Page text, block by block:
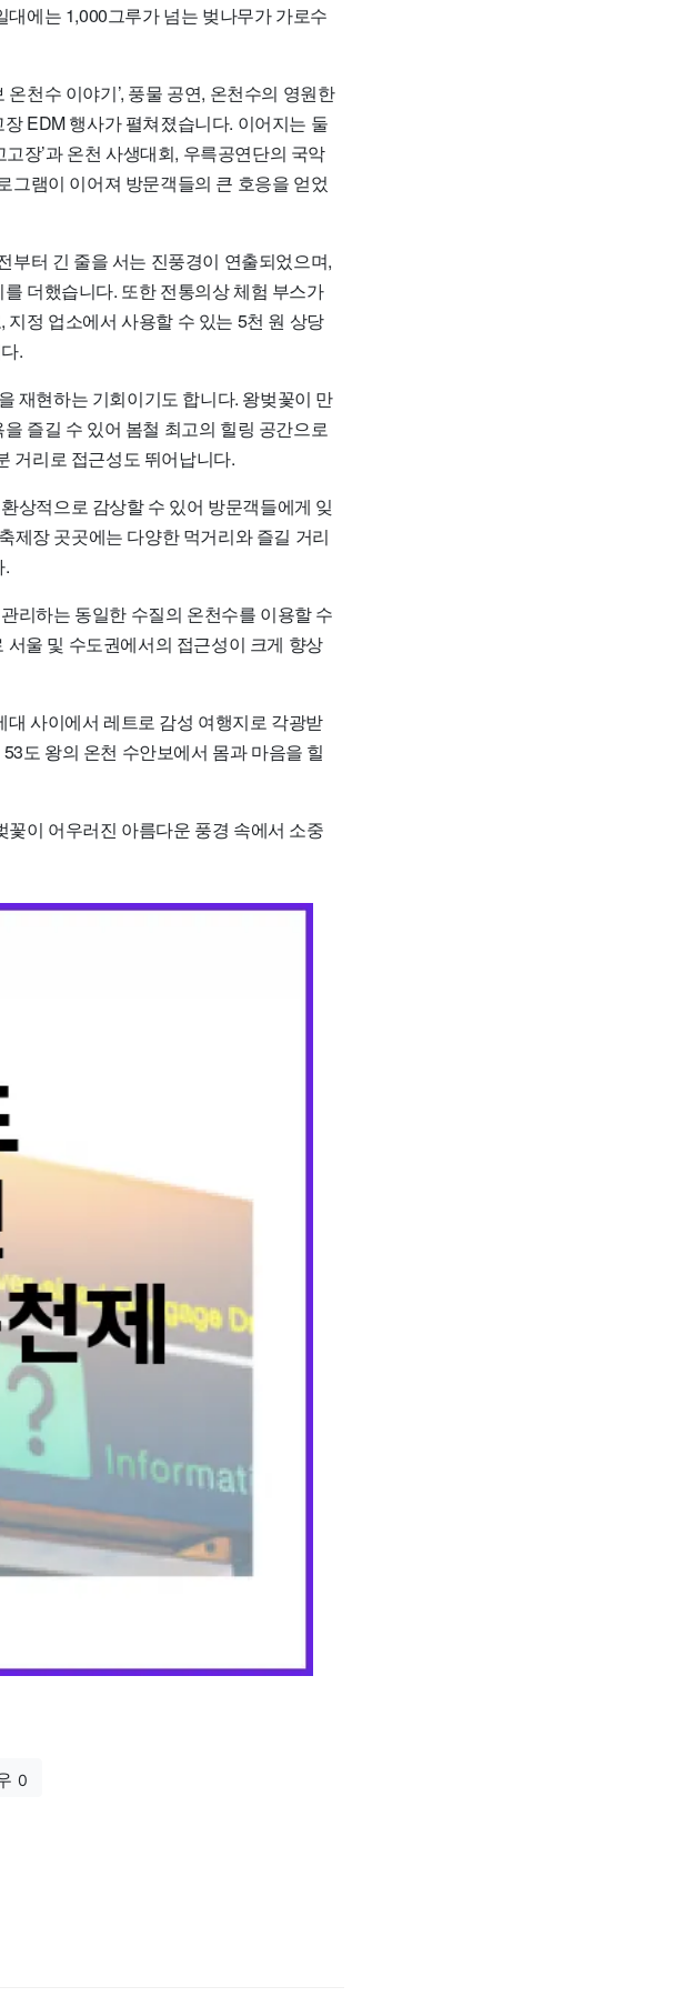
에는 1,000그루가 넘는 벚나무가 가로수
천수 이야기’, 풍물 공연, 온천수의 영원한
EDM 행사가 펼쳐졌습니다. 이어지는 둘
장’과 온천 사생대회, 우륵공연단의 국악
그램이 이어져 방문객들의 큰 호응을 얻었
부터 긴 줄을 서는 진풍경이 연출되었으며,
더했습니다. 또한 전통의상 체험 부스가
정 업소에서 사용할 수 있는 5천 원 상당
.
재현하는 기회이기도 합니다. 왕벚꽃이 만
즐길 수 있어 봄철 최고의 힐링 공간으로
거리로 접근성도 뛰어납니다.
상적으로 감상할 수 있어 방문객들에게 잊
제장 곳곳에는 다양한 먹거리와 즐길 거리
.
리하는 동일한 수질의 온천수를 이용할 수
울 및 수도권에서의 접근성이 크게 향상
사이에서 레트로 감성 여행지로 각광받
도 왕의 온천 수안보에서 몸과 마음을 힐
이 어우러진 아름다운 풍경 속에서 소중
0